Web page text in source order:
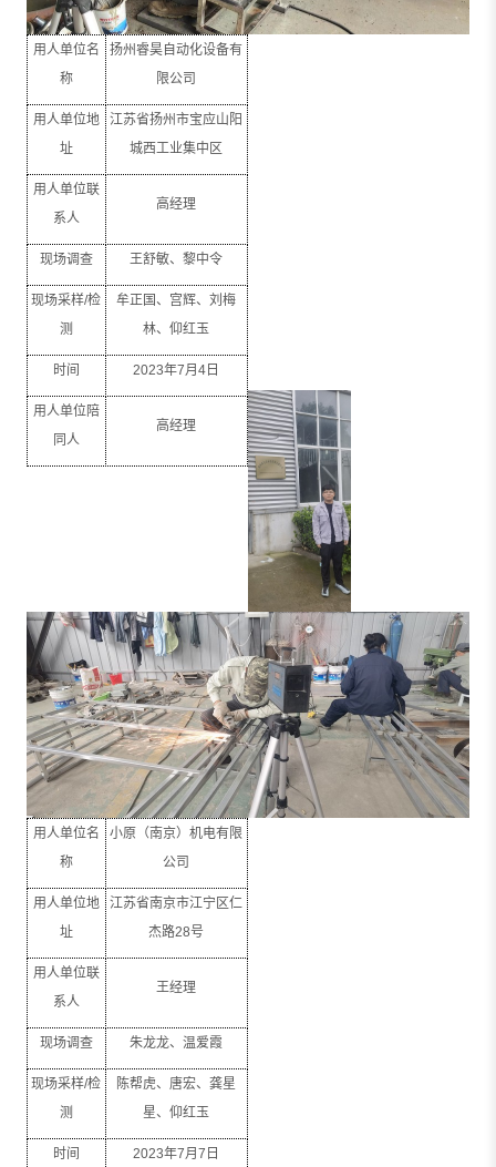
用人单位名
称
扬州睿昊自动化设备有
限公司
用人单位地
址
江苏省扬州市宝应山阳
城西工业集中区
用人单位联
系人
高经理
现场调查 王舒敏、黎中令
现场采样/检
测
牟正国、宫辉、刘梅
林、仰红玉
时间 2023年7月4 日
用人单位陪
同人
高经理
用人单位名
称
小原（南京）机电有限
公司
用人单位地
址
江苏省南京市江宁区仁
杰路28号
用人单位联
系人
王经理
现场调查 朱龙龙、温爱霞
现场采样/检
测
陈帮虎、唐宏、龚星
星、仰红玉
时间 2023年7月7 日